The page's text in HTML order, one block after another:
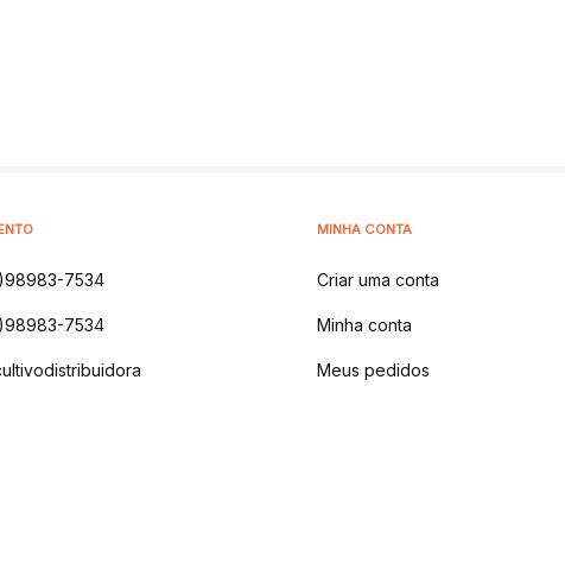
7534
7534
MINHA CONTA
Criar uma conta
Minha conta
Meus pedidos